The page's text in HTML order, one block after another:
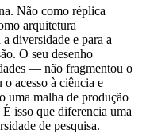
Não como réplica
arquitetura
diversidade e para a
O seu desenho
— não fragmentou o
acesso à ciência e
uma malha de produção
isso que diferencia uma
de pesquisa.